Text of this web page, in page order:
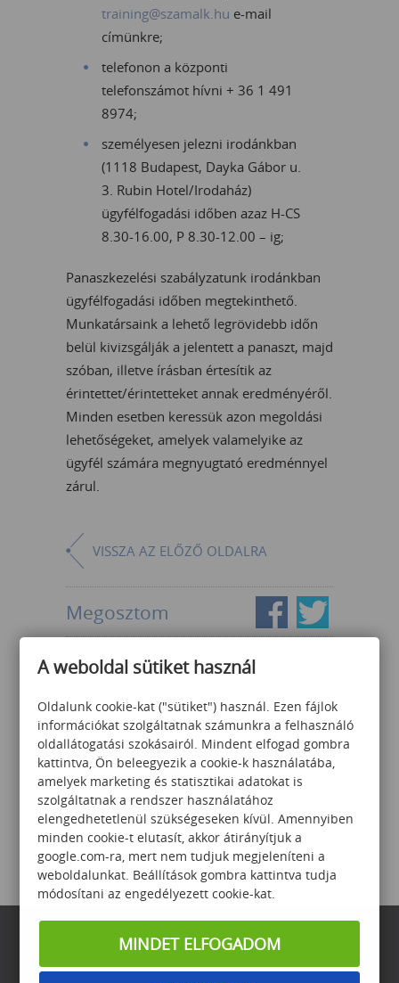
training@szamalk.hu e-mail
címünkre;
telefonon a központi
telefonszámot hívni + 36 1 491
8974;
személyesen jelezni irodánkban
(1118 Budapest, Dayka Gábor u.
3. Rubin Hotel/Irodaház)
ügyfélfogadási időben azaz H-CS
8.30-16.00, P 8.30-12.00 – ig;
Panaszkezelési szabályzatunk irodánkban
ügyfélfogadási időben megtekinthető.
Munkatársaink a lehető legrövidebb időn
belül kivizsgálják a jelentett a panaszt, majd
szóban, illetve írásban értesítik az
érintettet/érintetteket annak eredményéről.
Minden esetben keressük azon megoldási
lehetőségeket, amelyek valamelyike az
ügyfél számára megnyugtató eredménnyel
zárul.
VISSZA AZ ELŐZŐ OLDALRA
Megosztom
HÍRLEVÉL FELIRATKOZÁS
AzAdatvédelmi szabályzatot
megértettem és elfogadom,
feliratkozom a Számalk hírlevelére.
A weboldal sütiket használ
Oldalunk cookie-kat ("sütiket") használ. Ezen fájlok
információkat szolgáltatnak számunkra a felhasználó
oldallátogatási szokásairól. Mindent elfogad gombra
kattintva, Ön beleegyezik a cookie-k használatába,
amelyek marketing és statisztikai adatokat is
szolgáltatnak a rendszer használatához
elengedhetetlenül szükségeseken kívül. Amennyiben
minden cookie-t elutasít, akkor átirányítjuk a
google.com-ra, mert nem tudjuk megjeleníteni a
weboldalunkat. Beállítások gombra kattintva tudja
módosítani az engedélyezett cookie-kat.
MINDET ELFOGADOM